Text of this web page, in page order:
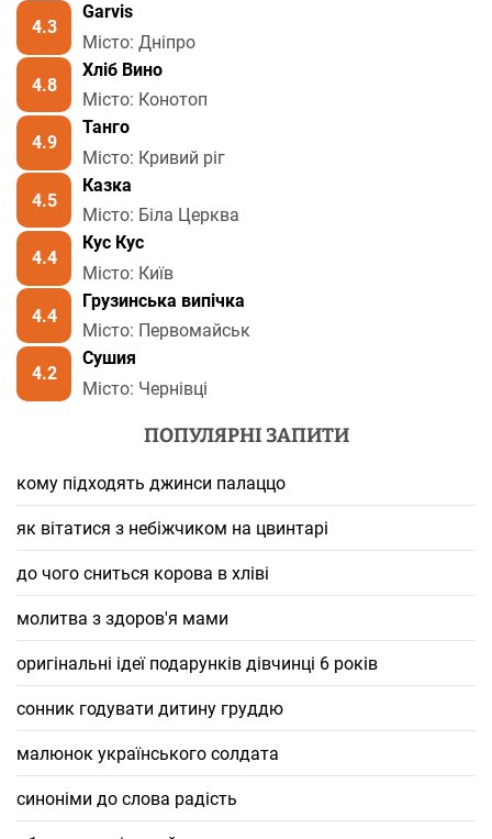
4.3
Garvis
Місто: Дніпро
4.8
Хліб Вино
Місто: Конотоп
4.9
Танго
Місто: Кривий ріг
4.5
Казка
Місто: Біла Церква
4.4
Кус Кус
Місто: Київ
4.4
Грузинська випічка
Місто: Первомайськ
4.2
Сушия
Місто: Чернівці
ПОПУЛЯРНІ ЗАПИТИ
кому підходять джинси палаццо
як вітатися з небіжчиком на цвинтарі
до чого сниться корова в хліві
молитва з здоров'я мами
оригінальні ідеї подарунків дівчинці 6 років
сонник годувати дитину груддю
малюнок українського солдата
синоніми до слова радість